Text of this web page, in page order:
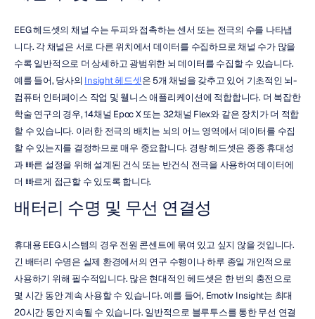
EEG 헤드셋의 채널 수는 두피와 접촉하는 센서 또는 전극의 수를 나타냅
니다. 각 채널은 서로 다른 위치에서 데이터를 수집하므로 채널 수가 많을
수록 일반적으로 더 상세하고 광범위한 뇌 데이터를 수집할 수 있습니다.
예를 들어, 당사의 Insight 헤드셋은 5개 채널을 갖추고 있어 기초적인 뇌-
컴퓨터 인터페이스 작업 및 웰니스 애플리케이션에 적합합니다. 더 복잡한
학술 연구의 경우, 14채널 Epoc X 또는 32채널 Flex와 같은 장치가 더 적합
할 수 있습니다. 이러한 전극의 배치는 뇌의 어느 영역에서 데이터를 수집
할 수 있는지를 결정하므로 매우 중요합니다. 경량 헤드셋은 종종 휴대성
과 빠른 설정을 위해 설계된 건식 또는 반건식 전극을 사용하여 데이터에
더 빠르게 접근할 수 있도록 합니다.
배터리 수명 및 무선 연결성
휴대용 EEG 시스템의 경우 전원 콘센트에 묶여 있고 싶지 않을 것입니다.
긴 배터리 수명은 실제 환경에서의 연구 수행이나 하루 종일 개인적으로
사용하기 위해 필수적입니다. 많은 현대적인 헤드셋은 한 번의 충전으로
몇 시간 동안 계속 사용할 수 있습니다. 예를 들어, Emotiv Insight는 최대
20시간 동안 지속될 수 있습니다. 일반적으로 블루투스를 통한 무선 연결